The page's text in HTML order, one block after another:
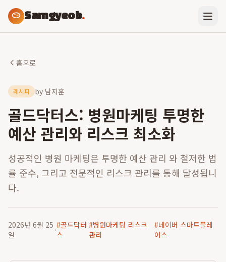
Samgyeob.
홈으로
레시피 by 남지훈
골드닥터스: 병원마케팅 투명한
예산 관리와 리스크 최소화
성공적인 병원 마케팅은 투명한 예산 관리 와 철저한 법
률 준수, 그리고 전문적인 리스크 관리를 통해 달성됩니
다.
2026년 6월 25
일
·#골드닥터
스
#병원마케팅 리스크
관리
#네이버 스마트플레
이스